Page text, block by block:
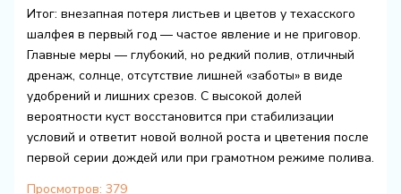
Итог: внезапная потеря листьев и цветов у техасского
шалфея в первый год — частое явление и не приговор.
Главные меры — глубокий, но редкий полив, отличный
дренаж, солнце, отсутствие лишней «заботы» в виде
удобрений и лишних срезов. С высокой долей
вероятности куст восстановится при стабилизации
условий и ответит новой волной роста и цветения после
первой серии дождей или при грамотном режиме полива.
Просмотров: 379